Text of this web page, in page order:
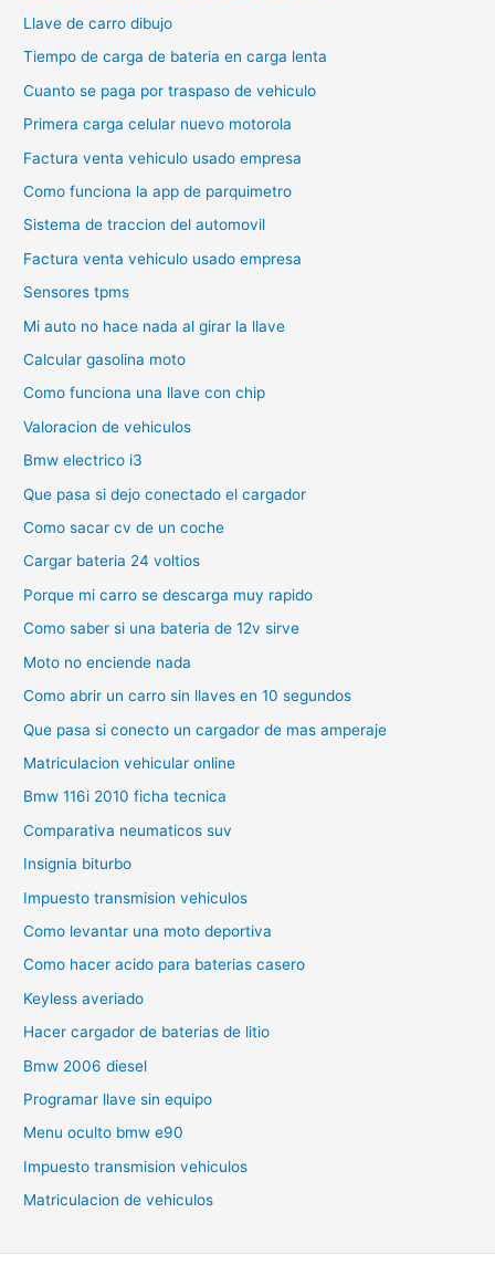
Llave de carro dibujo
Tiempo de carga de bateria en carga lenta
Cuanto se paga por traspaso de vehiculo
Primera carga celular nuevo motorola
Factura venta vehiculo usado empresa
Como funciona la app de parquimetro
Sistema de traccion del automovil
Factura venta vehiculo usado empresa
Sensores tpms
Mi auto no hace nada al girar la llave
Calcular gasolina moto
Como funciona una llave con chip
Valoracion de vehiculos
Bmw electrico i3
Que pasa si dejo conectado el cargador
Como sacar cv de un coche
Cargar bateria 24 voltios
Porque mi carro se descarga muy rapido
Como saber si una bateria de 12v sirve
Moto no enciende nada
Como abrir un carro sin llaves en 10 segundos
Que pasa si conecto un cargador de mas amperaje
Matriculacion vehicular online
Bmw 116i 2010 ficha tecnica
Comparativa neumaticos suv
Insignia biturbo
Impuesto transmision vehiculos
Como levantar una moto deportiva
Como hacer acido para baterias casero
Keyless averiado
Hacer cargador de baterias de litio
Bmw 2006 diesel
Programar llave sin equipo
Menu oculto bmw e90
Impuesto transmision vehiculos
Matriculacion de vehiculos